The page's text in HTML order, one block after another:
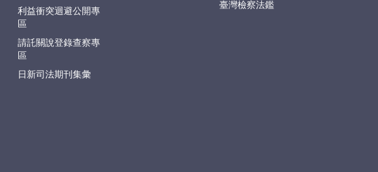
利益衝突迴避公開專
區
請託關說登錄查察專
區
日新司法期刊集彙
臺灣檢察法鑑